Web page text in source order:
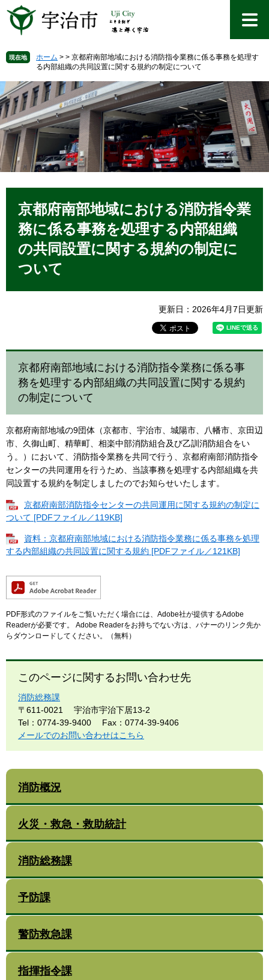
先
で
す
。
を
ば
し
て
本
文
へ
現在地 ホーム > > 京都府南部地域における消防指令業務に係る事務を処理す
る内部組織の共同設置に関する規約の制定について
京都府南部地域における消防指令業
務に係る事務を処理する内部組織
の共同設置に関する規約の制定に
ついて
更新日：2026年4月7日更新
京都府南部地域における消防指令業務に係る事
務を処理する内部組織の共同設置に関する規約
の制定について
京都府南部地域の9団体（京都市、宇治市、城陽市、八幡市、京田辺
市、久御山町、精華町、相楽中部消防組合及び乙訓消防組合をい
う。）において、消防指令業務を共同で行う、京都府南部消防指令
センターの共同運用を行うため、当該事務を処理する内部組織を共
同設置する規約を制定しましたのでお知らせいたします。
京都府南部消防指令センターの共同運用に関する規約の制定に
ついて [PDFファイル／119KB]
資料：京都府南部地域における消防指令業務に係る事務を処理
する内部組織の共同設置に関する規約 [PDFファイル／121KB]
PDF形式のファイルをご覧いただく場合には、Adobe社が提供するAdobe
Readerが必要です。
Adobe Readerをお持ちでない方は、バナーのリンク先か
らダウンロードしてください。（無料）
このページに関するお問い合わせ先
消防総務課
〒611-0021
宇治市宇治下居13-2
Tel：0774-39-9400
Fax：0774-39-9406
メールでのお問い合わせはこちら
消防概況
火災・救急・救助統計
消防総務課
予防課
警防救急課
指揮指令課